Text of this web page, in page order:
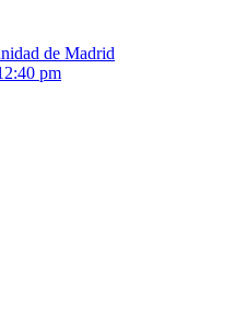
de Madrid
pm